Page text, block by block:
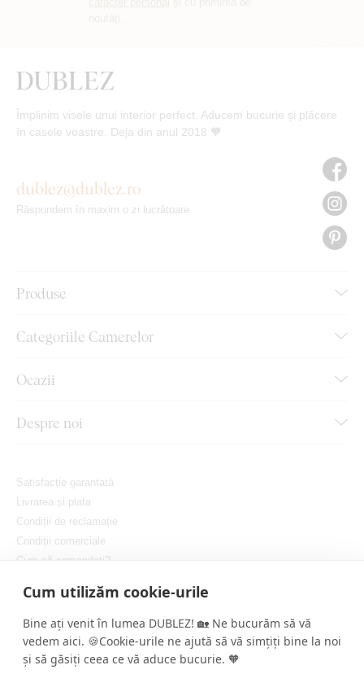
Cum utilizăm cookie-urile
Bine ați venit în lumea DUBLEZ! 🏡 Ne bucurăm să vă
vedem aici. 🍪Cookie-urile ne ajută să vă simțiți bine la noi
și să găsiți ceea ce vă aduce bucurie. 🧡
Împlinim visele unui interior perfect. Aducem bucurie și plăcere
în casele voastre. Deja din anul 2018 🧡
Produse
Categoriile Camerelor
Ocazii
Despre noi
dublez@dublez.ro
Răspundem în maxim o zi lucrătoare
Satisfacție garantată
Livrarea și plata
Condiții de reclamație
Condiții comerciale
Cum să comandați?
Setați cookie-urile